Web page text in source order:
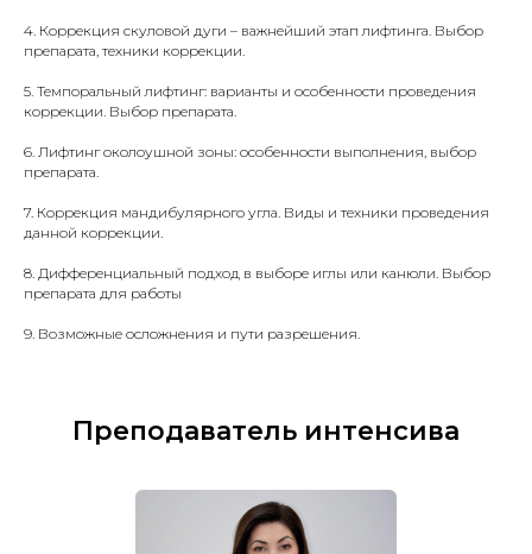
4. Коррекция скуловой дуги – важнейший этап лифтинга. Выбор
препарата, техники коррекции.
5. Темпоральный лифтинг: варианты и особенности проведения
коррекции. Выбор препарата.
6. Лифтинг околоушной зоны: особенности выполнения, выбор
препарата.
7. Коррекция мандибулярного угла. Виды и техники проведения
данной коррекции.
8. Дифференциальный подход в выборе иглы или канюли. Выбор
препарата для работы
9. Возможные осложнения и пути разрешения.
Преподаватель интенсива